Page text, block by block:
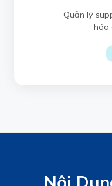
Quản lý
hóa